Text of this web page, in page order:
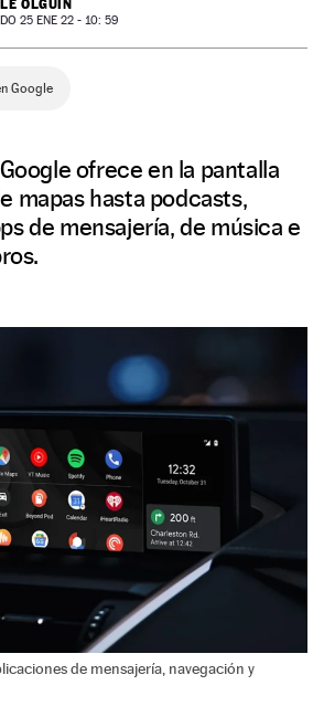
OLGUÍN
25 ENE 22 - 10: 59
Google
ofrece en la pantalla
mapas hasta podcasts,
de mensajería, de música e
de mensajería, navegación y